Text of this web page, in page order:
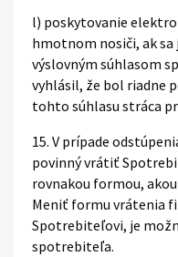
l) poskytovanie
hmotnom nosiči, ak sa
výslovným súhlasom
vyhlásil, že bol riadne
tohto súhlasu stráca
15. V prípade
povinný vrátiť
rovnakou formou,
Meniť formu vrátenia
Spotrebiteľovi, je
spotrebiteľa.